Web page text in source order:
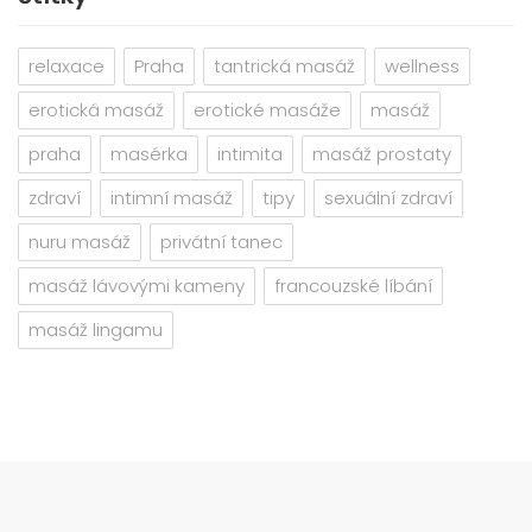
relaxace Praha tantrická masáž
wellness
erotická masáž
erotické masáže
masáž
praha
masérka intimita
masáž prostaty
zdraví
intimní masáž tipy
sexuální zdraví
nuru masáž
privátní tanec
masáž lávovými kameny
francouzské líbání
masáž lingamu